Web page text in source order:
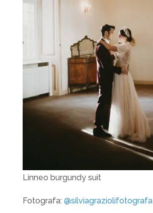
Linneo burgundy suit
Fotografa: @silviagraziolifotografa